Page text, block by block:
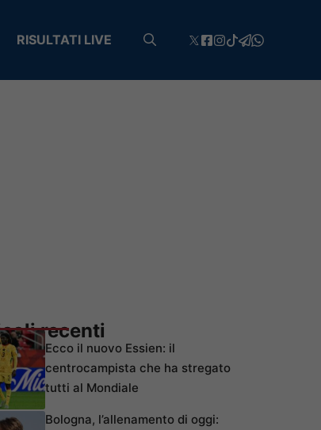
RISULTATI LIVE
recenti
Ecco il nuovo Essien: il
centrocampista che ha stregato
tutti al Mondiale
Bologna, l’allenamento di oggi: